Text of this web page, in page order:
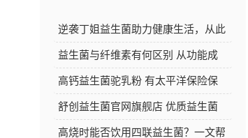
逆袭丁姐益生菌助力健康生活，从此
告别肠胃困扰焕发新活力
益生菌与纤维素有何区别 从功能成
分等方面深度解析
高钙益生菌驼乳粉 有太平洋保险保
障 品质与安心的双重选择
舒创益生菌官网旗舰店 优质益生菌
产品的选购好去处
高烧时能否饮用四联益生菌？一文帮